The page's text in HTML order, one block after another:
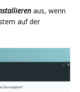
aus, wenn
auf der